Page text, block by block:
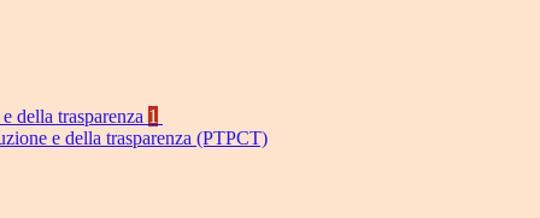
della trasparenza 1
e della trasparenza (PTPCT)